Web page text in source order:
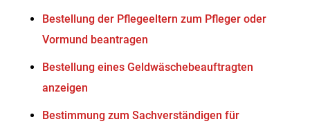
Bestellung der Pflegeeltern zum Pfleger oder
Vormund beantragen
Bestellung eines Geldwäschebeauftragten
anzeigen
Bestimmung zum Sachverständigen für